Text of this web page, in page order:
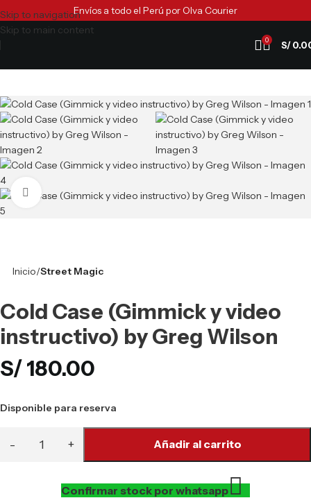
Skip to navigation
Skip to main content
Envíos a todo el Perú por Olva Courier
0 S/
Clic para ampliar
Inicio Street Magic
Cold Case (Gimmick y video
instructivo) by Greg Wilson
S/180.00
Disponible para reserva
Añadir al carrito
Confirmar stock por whatsapp